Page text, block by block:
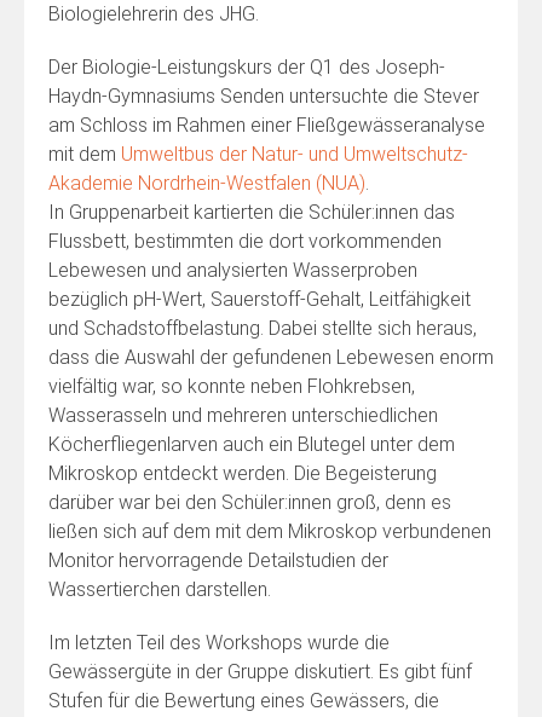
Biologielehrerin des JHG.
Der Biologie-Leistungskurs der Q1 des Joseph-
Haydn-Gymnasiums Senden untersuchte die Stever
am Schloss im Rahmen einer Fließgewässeranalyse
mit dem Umweltbus der Natur- und Umweltschutz-
Akademie Nordrhein-Westfalen (NUA)
In Gruppenarbeit kartierten die Schüler:innen das
Flussbett, bestimmten die dort vorkommenden
Lebewesen und analysierten Wasserproben
bezüglich pH-Wert, Sauerstoff-Gehalt, Leitfähigkeit
und Schadstoffbelastung. Dabei stellte sich heraus,
dass die Auswahl der gefundenen Lebewesen enorm
vielfältig war, so konnte neben Flohkrebsen,
Wasserasseln und mehreren unterschiedlichen
Köcherfliegenlarven auch ein Blutegel unter dem
Mikroskop entdeckt werden. Die Begeisterung
darüber war bei den Schüler:innen groß, denn es
ließen sich auf dem mit dem Mikroskop verbundenen
Monitor hervorragende Detailstudien der
Wassertierchen darstellen.
Im letzten Teil des Workshops wurde die
Gewässergüte in der Gruppe diskutiert. Es gibt fünf
Stufen für die Bewertung eines Gewässers, die